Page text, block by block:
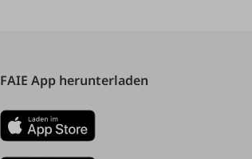
FAIE App herunterladen